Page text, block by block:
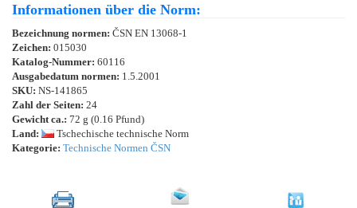
Informationen über die Norm:
Bezeichnung normen: ČSN EN 13068-1
Zeichen: 015030
Katalog-Nummer: 60116
Ausgabedatum normen: 1.5.2001
SKU: NS-141865
Zahl der Seiten: 24
Gewicht ca.: 72 g (0.16 Pfund)
Land:
Tschechische technische Norm
Kategorie: Technische Normen ČSN